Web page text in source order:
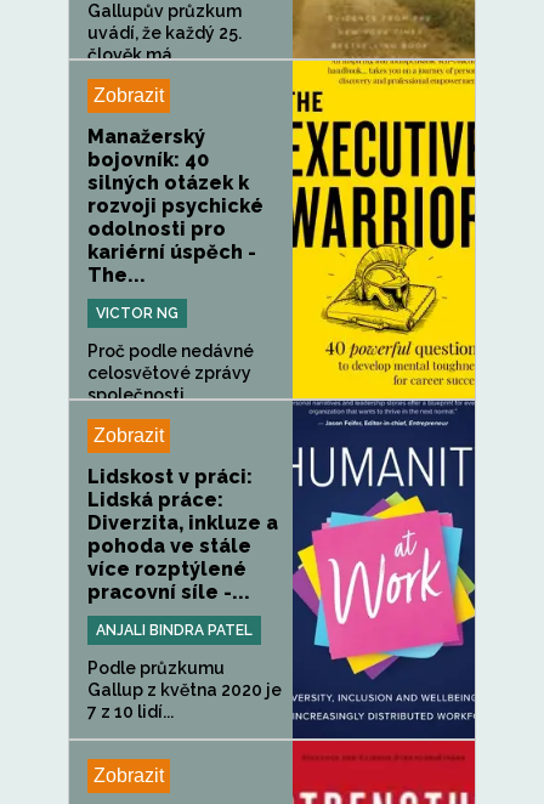
Gallupův průzkum
uvádí, že každý 25.
člověk má...
Zobrazit
Manažerský
bojovník: 40
silných otázek k
rozvoji psychické
odolnosti pro
kariérní úspěch -
The...
VICTOR NG
Proč podle nedávné
celosvětové zprávy
společnosti...
Zobrazit
Lidskost v práci:
Lidská práce:
Diverzita, inkluze a
pohoda ve stále
více rozptýlené
pracovní síle -...
ANJALI BINDRA PATEL
Podle průzkumu
Gallup z května 2020 je
7 z 10 lidí...
Zobrazit